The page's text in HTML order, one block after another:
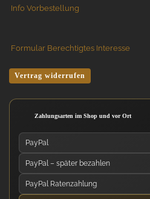
Info Vorbestellung
Formular Berechtigtes Interesse
Vertrag widerrufen
Zahlungsarten im Shop und vor Ort
PayPal
PayPal – später bezahlen
PayPal Ratenzahlung